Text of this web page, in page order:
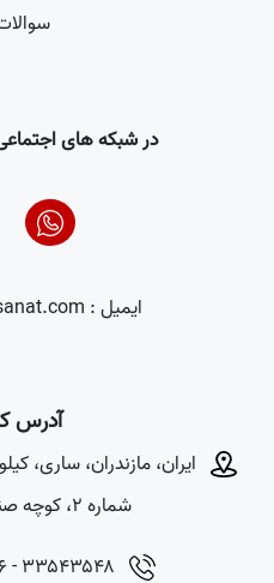
در شبکه های
ایمیل : info@kourosh-sanat.com
آدرس
شماره ۲، کوچه صنعت ۲، پلاک ۳۶
(+۹۸) ۱۱-